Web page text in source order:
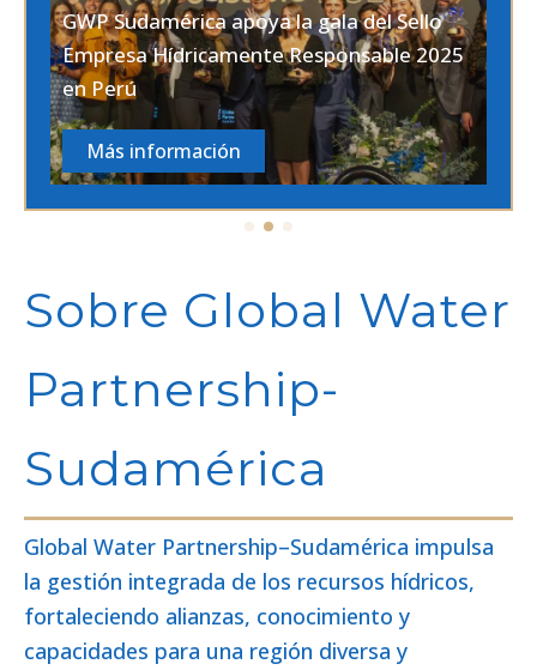
GWP Sudamérica apoya la gala del Sello
Empresa Hídricamente Responsable 2025
en Perú
Más información
Sobre Global Water
Partnership-
Sudamérica
Global Water Partnership–Sudamérica impulsa
la gestión integrada de los recursos hídricos,
fortaleciendo alianzas, conocimiento y
capacidades para una región diversa y